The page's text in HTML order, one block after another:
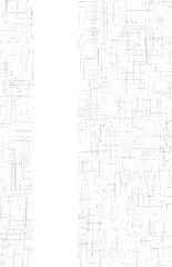
ENIEG
LA
ENIET
LA
ENIET